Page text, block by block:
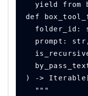
yield from
def
folder_id:
prompt:
) ->
  """